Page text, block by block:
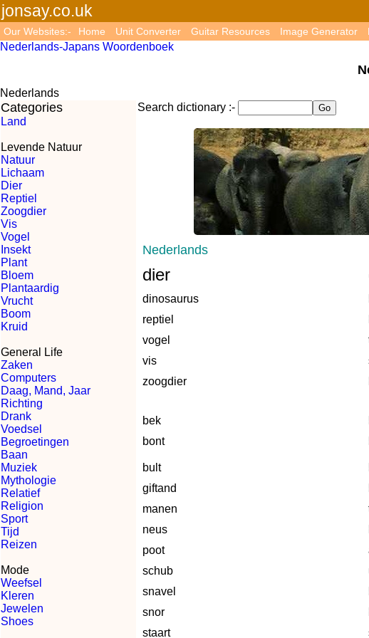
jonsay.co.uk
Our Websites:- Home Unit Converter Guitar Resources Image Generator
Nederlands-Japans Woordenboek
Nederlands
Categories
Land
Levende Natuur
Natuur
Lichaam
Dier
Reptiel
Zoogdier
Vis
Vogel
Insekt
Plant
Bloem
Plantaardig
Vrucht
Boom
Kruid
General Life
Zaken
Computers
Daag, Mand, Jaar
Richting
Drank
Voedsel
Begroetingen
Baan
Muziek
Mythologie
Relatief
Religion
Sport
Tijd
Reizen
Mode
Weefsel
Kleren
Jewelen
Shoes
Search dictionary :-
Nederlands
dier
dinosaurus
reptiel
vogel
vis
zoogdier
bek
bont
bult
giftand
manen
neus
poot
schub
snavel
snor
staart